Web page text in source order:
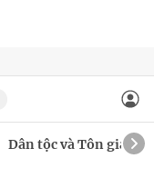
Dân tộc và Tôn giáo